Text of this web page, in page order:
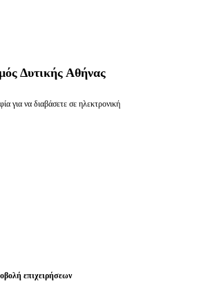
Δυτικής Αθήνας
για να διαβάσετε σε ηλεκτρονική
επιχειρήσεων